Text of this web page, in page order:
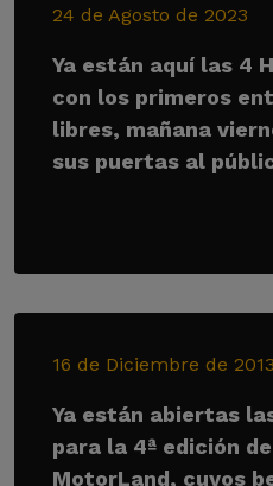
24 de Agosto de 2023
Ya están aquí las 4
con los primeros
libres, mañana
sus puertas al
16 de Diciembre de 2013
Ya están abiertas
para la 4ª edición
MotorLand, cuyos